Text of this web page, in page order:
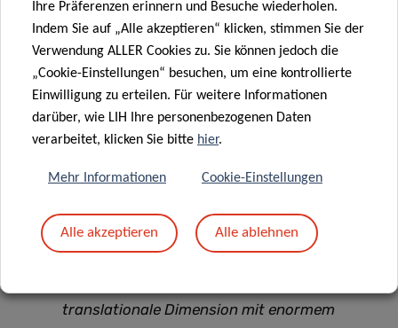
Das Verständnis der Rolle der verschiedenen
Komponenten des Mikrobioms und der
Beeinflussung ihrer Funktionen durch äußere
Faktoren wie die Ernährung wird somit zum
Schlüssel für die Vorbeugung und
Krankheiten, von Lebensmittelallergien bis
hin zu neurodegenerativen Erkrankungen,
translationale Dimension mit enormem
Ihre Präferenzen erinnern und Besuche wiederholen.
Indem Sie auf „Alle akzeptieren“ klicken, stimmen Sie der
Verwendung ALLER Cookies zu. Sie können jedoch die
„Cookie-Einstellungen“ besuchen, um eine kontrollierte
Einwilligung zu erteilen. Für weitere Informationen
darüber, wie LIH Ihre personenbezogenen Daten
verarbeitet, klicken Sie bitte hier.
Mehr Informationen Cookie-Einstellungen
Alle akzeptieren Alle ablehnen